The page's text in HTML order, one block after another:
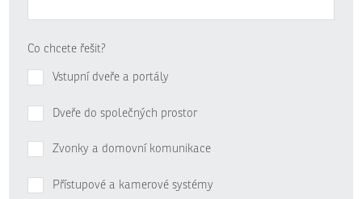
Co chcete řešit?
Vstupní dveře a portály
Dveře do společných prostor
Zvonky a domovní komunikace
Přístupové a kamerové systémy